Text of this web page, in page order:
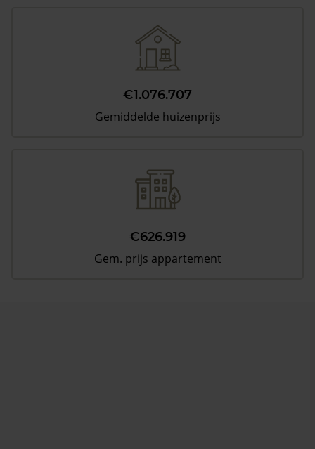
€1.076.707
Gemiddelde huizenprijs
€626.919
Gem. prijs appartement